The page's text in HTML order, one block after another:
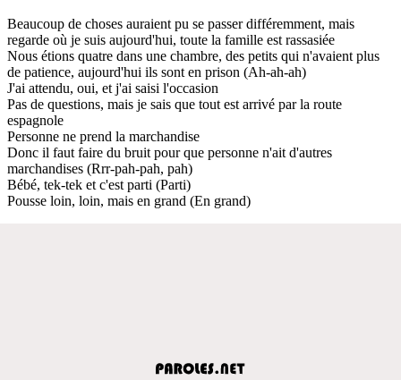
Beaucoup de choses auraient pu se passer différemment, mais
regarde où je suis aujourd'hui, toute la famille est rassasiée
Nous étions quatre dans une chambre, des petits qui n'avaient plus
de patience, aujourd'hui ils sont en prison (Ah-ah-ah)
J'ai attendu, oui, et j'ai saisi l'occasion
Pas de questions, mais je sais que tout est arrivé par la route
espagnole
Personne ne prend la marchandise
Donc il faut faire du bruit pour que personne n'ait d'autres
marchandises (Rrr-pah-pah, pah)
Bébé, tek-tek et c'est parti (Parti)
Pousse loin, loin, mais en grand (En grand)